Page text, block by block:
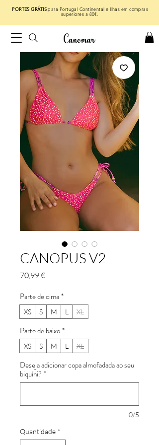
PORTES GRÁTISpara Portugal Continental e Ilhas em compras
superiores a 80€.
CANOPUS V2
70,99 €Preço
Parte de cima*
XS S M L XL
Parte de baixo*
XS S M L XL
Deseja adicionar copa almofadada ao seu
biquíni? *
0/5
Quantidade *